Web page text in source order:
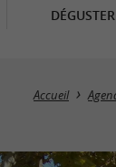
DÉGUSTER
Accueil